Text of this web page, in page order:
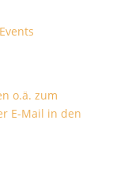
o.ä. zum
E-Mail in den